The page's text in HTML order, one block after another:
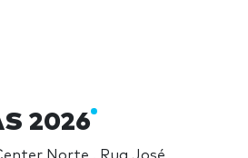
2026
Norte , Rua José